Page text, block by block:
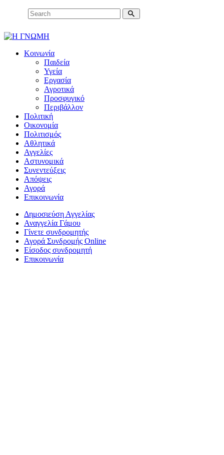
Κοινωνία
Παιδεία
Υγεία
Εργασία
Αγροτικά
Προσφυγικό
Περιβάλλον
Πολιτική
Οικονομία
Πολιτισμός
Αθλητικά
Αγγελίες
Αστυνομικά
Συνεντεύξεις
Απόψεις
Αγορά
Επικοινωνία
Δημοσιεύση Αγγελίας
Αναγγελία Γάμου
Γίνετε συνδρομητής
Αγορά Συνδρομής Online
Είσοδος συνδρομητή
Επικοινωνία